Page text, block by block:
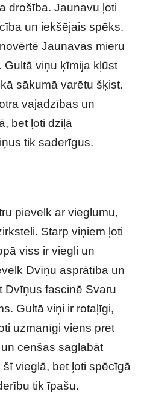
drošība. Jaunavu ļoti
un iekšējais spēks.
Jaunavas mieru
viņu ķīmija kļūst
sākumā varētu šķist.
vajadzības un
bet ļoti dziļā
tik saderīgus.
pievelk ar vieglumu,
Starp viņiem ļoti
viss ir viegli un
Dvīņu asprātība un
Dvīņus fascinē Svaru
Gultā viņi ir rotaļīgi,
uzmanīgi viens pret
cenšas saglabāt
vieglā, bet ļoti spēcīgā
tik īpašu.